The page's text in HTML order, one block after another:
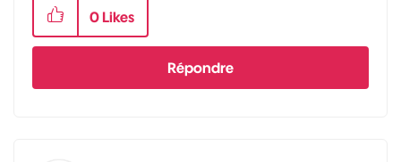
0 Likes
Répondre